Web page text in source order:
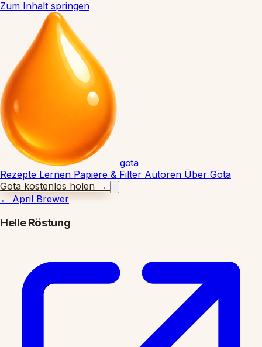
Zum Inhalt springen
gota
Rezepte Lernen Papiere & Filter Autoren Über Gota
Gota kostenlos holen →
← April Brewer
Helle Röstung